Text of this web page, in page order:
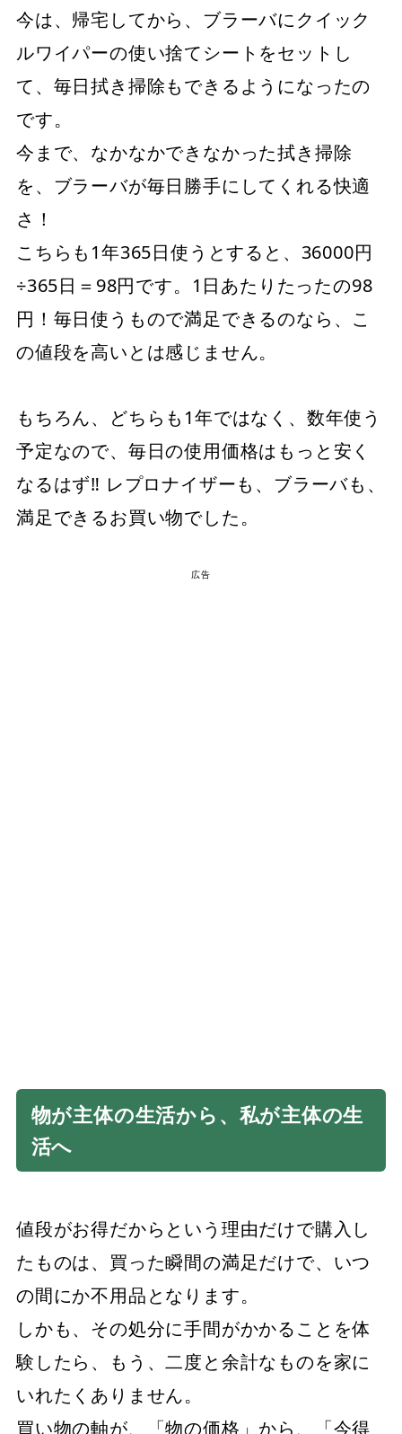
今は、帰宅してから、ブラーバにクイック
ルワイパーの使い捨てシートをセットし
て、毎日拭き掃除もできるようになったの
です。
今まで、なかなかできなかった拭き掃除
を、ブラーバが毎日勝手にしてくれる快適
さ！
こちらも1年365日使うとすると、36000円
÷365日＝98円です。1日あたりたったの98
円！毎日使うもので満足できるのなら、こ
の値段を高いとは感じません。
もちろん、どちらも1年ではなく、数年使う
予定なので、毎日の使用価格はもっと安く
なるはず‼︎ レプロナイザーも、ブラーバも、
満足できるお買い物でした。
広告
物が主体の生活から、私が主体の生
活へ
値段がお得だからという理由だけで購入し
たものは、買った瞬間の満足だけで、いつ
の間にか不用品となります。
しかも、その処分に手間がかかることを体
験したら、もう、二度と余計なものを家に
いれたくありません。
買い物の軸が、「物の価格」から、「今得